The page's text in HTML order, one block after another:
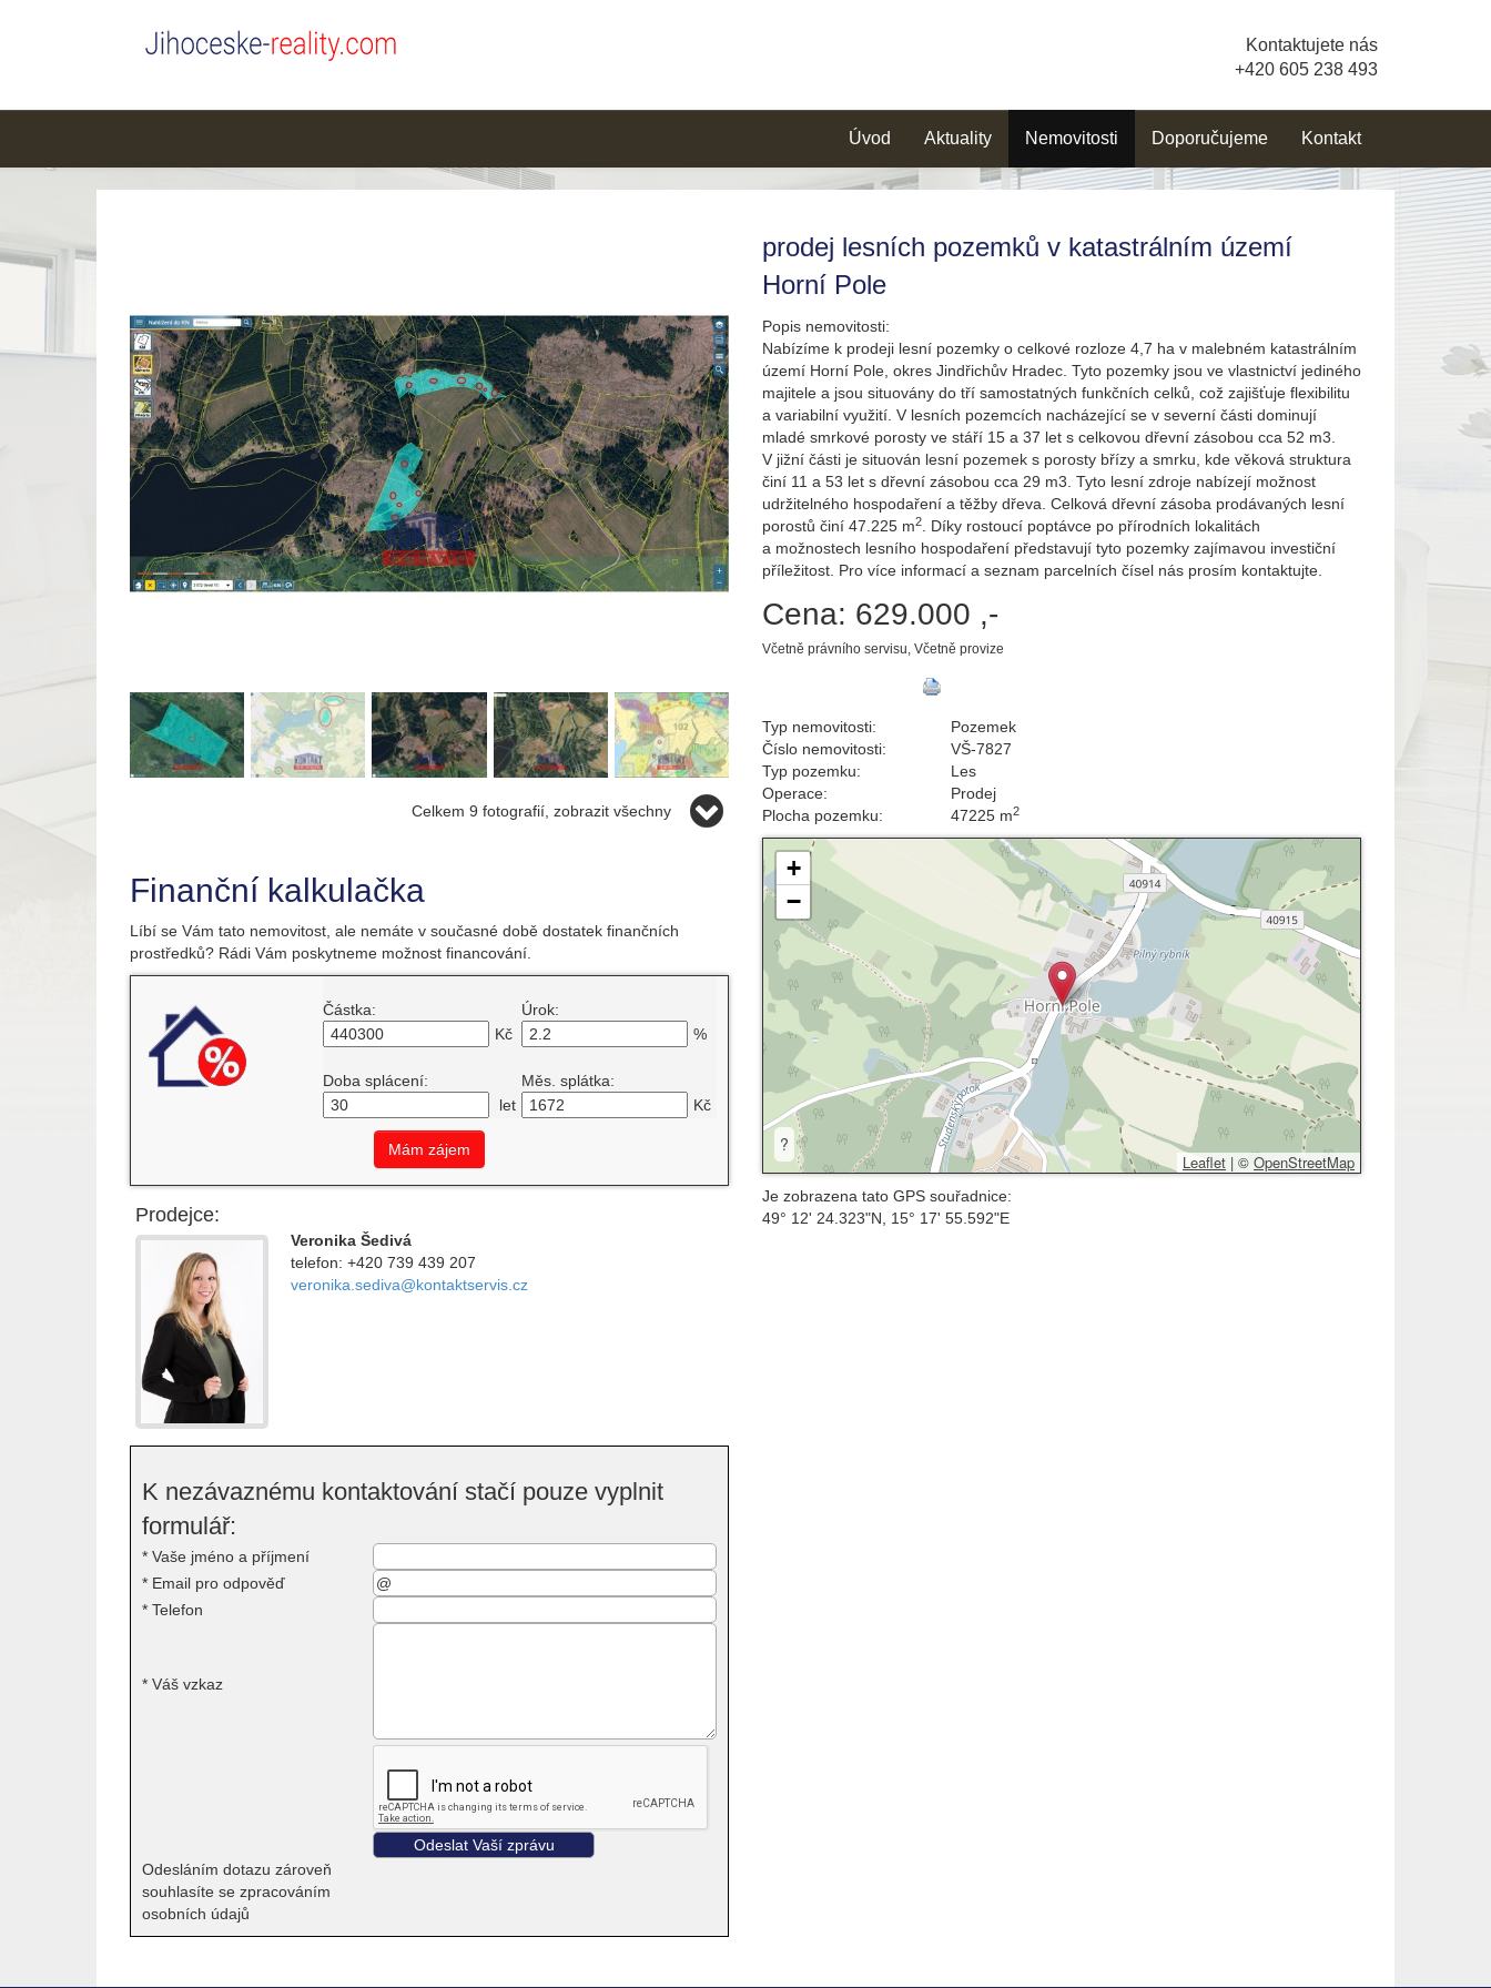
Kontaktujete nás
+420 605 238 493
Úvod Aktuality Nemovitosti Doporučujeme Kontakt
Celkem 9 fotografií, zobrazit všechny
Finanční kalkulačka
Líbí se Vám tato nemovitost, ale nemáte v současné době dostatek finančních
prostředků? Rádi Vám poskytneme možnost financování.
Částka:
Kč
Úrok:
%
Doba splácení:
let
Měs. splátka:
Kč
Mám zájem
Prodejce:
Veronika Šedivá
telefon: +420 739 439 207
veronika.sediva@kontaktservis.cz
K nezávaznému kontaktování stačí pouze vyplnit
formulář:
* Vaše jméno a příjmení
* Email pro odpověď
* Telefon
* Váš vzkaz
Odesláním dotazu zároveň
souhlasíte se zpracováním
osobních údajů
prodej lesních pozemků v katastrálním území
Horní Pole
Popis nemovitosti:
Nabízíme k prodeji lesní pozemky o celkové rozloze 4,7 ha v malebném katastrálním
území Horní Pole, okres Jindřichův Hradec. Tyto pozemky jsou ve vlastnictví jediného
majitele a jsou situovány do tří samostatných funkčních celků, což zajišťuje flexibilitu
a variabilní využití. V lesních pozemcích nacházející se v severní části dominují
mladé smrkové porosty ve stáří 15 a 37 let s celkovou dřevní zásobou cca 52 m3.
V jižní části je situován lesní pozemek s porosty břízy a smrku, kde věková struktura
činí 11 a 53 let s dřevní zásobou cca 29 m3. Tyto lesní zdroje nabízejí možnost
udržitelného hospodaření a těžby dřeva. Celková dřevní zásoba prodávaných lesní
porostů činí 47.225 m2
. Díky rostoucí poptávce po přírodních lokalitách
a možnostech lesního hospodaření představují tyto pozemky zajímavou investiční
příležitost. Pro více informací a seznam parcelních čísel nás prosím kontaktujte.
Cena: 629.000 ,-
Včetně právního servisu, Včetně provize
Typ nemovitosti:
Pozemek
Číslo nemovitosti:
VŠ-7827
Typ pozemku:
Les
Operace:
Prodej
Plocha pozemku:
47225 m2
+
−
?
Leaflet | © OpenStreetMap
Je zobrazena tato GPS souřadnice:
49° 12' 24.323"N, 15° 17' 55.592"E